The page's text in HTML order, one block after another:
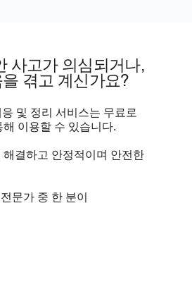
사고가 의심되거나,
겪고 계신가요?
및 정리 서비스는 무료로
이용할 수 있습니다.
결하고 안정적이며 안전한
문가 중 한 분이